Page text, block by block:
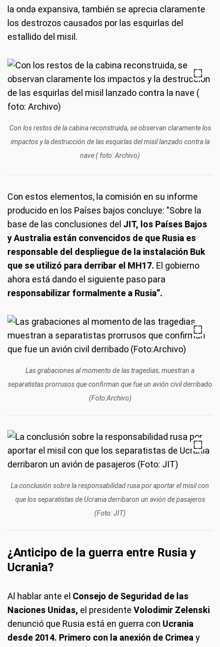
la onda expansiva, también se aprecia claramente
los destrozos causados por las esquirlas del
estallido del misil.
Con los restos de la cabina reconstruida, se observan claramente los
impactos y la destrucción de las esquirlas del misil lanzado contra la
nave ( foto: Archivo)
Con estos elementos, la comisión en su informe
producido en los Países bajos concluye: "Sobre la
base de las conclusiones del JIT, los Países Bajos
y Australia están convencidos de que Rusia es
responsable del despliegue de la instalación Buk
que se utilizó para derribar el MH17. El gobierno
ahora está dando el siguiente paso para
responsabilizar formalmente a Rusia”.
Las grabaciones al momento de las tragedias, muestran a
separatistas prorrusos que confirman que fue un avión civil derribado
(Foto:Archivo)
La conclusión sobre la responsabilidad rusa por aportar el misil con
que los separatistas de Ucrania derribaron un avión de pasajeros
(Foto: JIT)
¿Anticipo de la guerra entre Rusia y
Ucrania?
Al hablar ante el Consejo de Seguridad de las
Naciones Unidas, el presidente Volodimir Zelenski
denunció que Rusia está en guerra con Ucrania
desde 2014. Primero con la anexión de Crimeay